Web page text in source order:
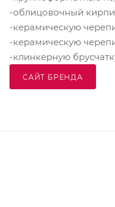
-облицовочный
-керамическую
-керамическую
-клинкерную
САЙТ БРЕНДА